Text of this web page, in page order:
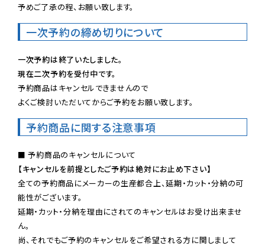
予めご了承の程、お願い致します。
一次予約の締め切りについて
一次予約は終了いたしました。
現在二次予約を受付中です。
予約商品はキャンセルできませんので
よくご検討いただいてからご予約をお願い致します。
予約商品に関する注意事項
【キャンセルを前提としたご予約は絶対にお止め下さい】
全ての予約商品にメーカーの生産都合上、延期・カット・分納の可
能性がございます。
延期・カット・分納を理由にされてのキャンセルはお受け出来ませ
ん。
尚、それでもご予約のキャンセルをご希望される方に関しまして